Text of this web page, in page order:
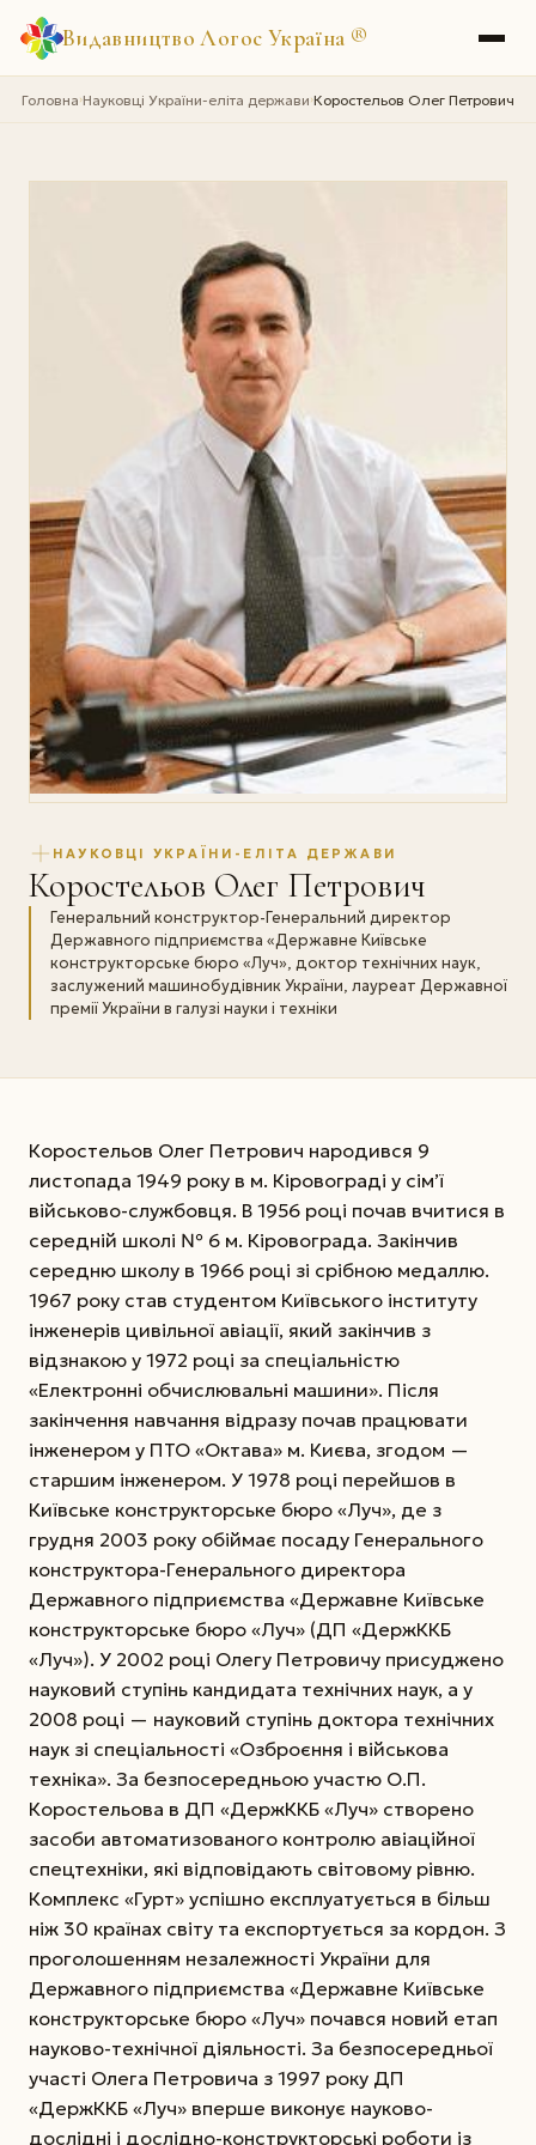
Видавництво Логос Україна ®
Головна›Науковці України-еліта держави›Коростельов Олег Петрович
НАУКОВЦІ УКРАЇНИ-ЕЛІТА ДЕРЖАВИ
Коростельов Олег Петрович
Генеральний конструктор-Генеральний директор
Державного підприємства «Державне Київське
конструкторське бюро «Луч», доктор технічних наук,
заслужений машинобудівник України, лауреат Державної
премії України в галузі науки і техніки
Коростельов Олег Петрович народився 9
листопада 1949 року в м. Кіровограді у сім’ї
військово-службовця. В 1956 році почав вчитися в
середній школі № 6 м. Кіровограда. Закінчив
середню школу в 1966 році зі срібною медаллю.
1967 року став студентом Київського інституту
інженерів цивільної авіації, який закінчив з
відзнакою у 1972 році за спеціальністю
«Електронні обчислювальні машини». Після
закінчення навчання відразу почав працювати
інженером у ПТО «Октава» м. Києва, згодом —
старшим інженером. У 1978 році перейшов в
Київське конструкторське бюро «Луч», де з
грудня 2003 року обіймає посаду Генерального
конструктора-Генерального директора
Державного підприємства «Державне Київське
конструкторське бюро «Луч» (ДП «ДержККБ
«Луч»). У 2002 році Олегу Петровичу присуджено
науковий ступінь кандидата технічних наук, а у
2008 році — науковий ступінь доктора технічних
наук зі спеціальності «Озброєння і військова
техніка». За безпосередньою участю О.П.
Коростельова в ДП «ДержККБ «Луч» створено
засоби автоматизованого контролю авіаційної
спецтехніки, які відповідають світовому рівню.
Комплекс «Гурт» успішно експлуатується в більш
ніж 30 країнах світу та експортується за кордон. З
проголошенням незалежності України для
Державного підприємства «Державне Київське
конструкторське бюро «Луч» почався новий етап
науково-технічної діяльності. За безпосередньої
участі Олега Петровича з 1997 року ДП
«ДержККБ «Луч» вперше виконує науково-
дослідні і дослідно-конструкторські роботи із